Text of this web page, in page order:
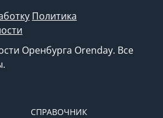
Политика
Оренбурга Orenday. Все
СПРАВОЧНИК